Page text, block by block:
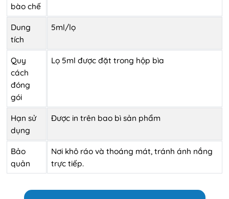
bào chế
Dung
tích
5ml/lọ
Quy
cách
đóng
gói
Lọ 5ml được đặt trong hộp bìa
Hạn sử
dụng
Được in trên bao bì sản phẩm
Bảo
quản
Nơi khô ráo và thoáng mát, tránh ánh nắng
trực tiếp.